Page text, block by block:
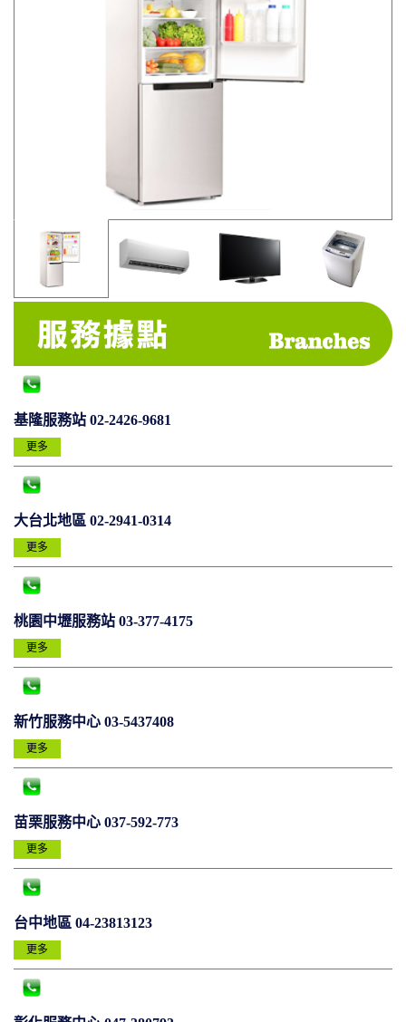
基隆服務站 02-2426-9681
更多
大台北地區 02-2941-0314
更多
桃園中壢服務站 03-377-4175
更多
新竹服務中心 03-5437408
更多
苗栗服務中心 037-592-773
更多
台中地區 04-23813123
更多